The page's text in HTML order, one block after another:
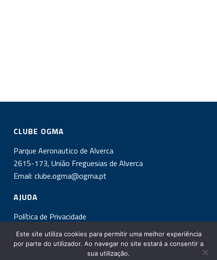
CLUBE OGMA
Parque Aeronautico de Alverca
2615-173, União Freguesias de Alverca
Email:clube.ogma@ogma.pt
AJUDA
Política de Privacidade
INSCREVA-SE NA NOSSA NEWSLETTER!
Este site utiliza cookies para permitir uma melhor experiência
por parte do utilizador. Ao navegar no site estará a consentir a
sua utilização.